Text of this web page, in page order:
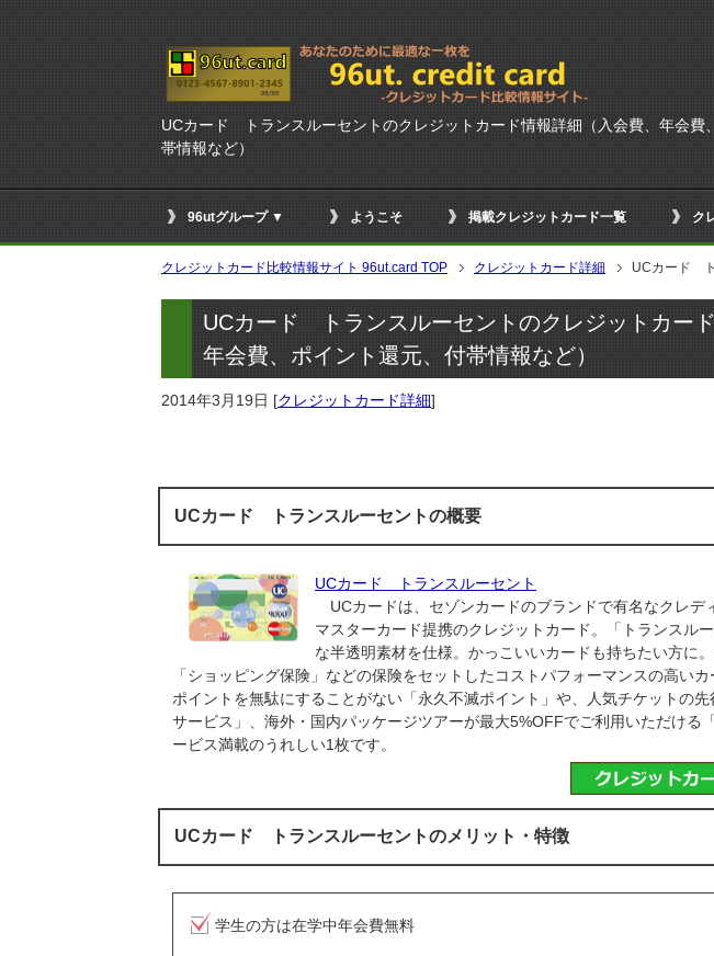
UCカード トランスルーセントのクレジットカード情報詳細（入会費、年会費
帯情報など）
96utグループ ▼ ようこそ 掲載クレジットカード一覧 ク
クレジットカード比較情報サイト 96ut.card TOP クレジットカード詳細 UCカード ト
UCカード トランスルーセントのクレジットカード
年会費、ポイント還元、付帯情報など）
2014年3月19日 [クレジットカード詳細]
UCカード トランスルーセントの概要
UCカード トランスルーセント
UCカードは、セゾンカードのブランドで有名なクレデ
マスターカード提携のクレジットカード。「トランスル
な半透明素材を仕様。かっこいいカードも持ちたい方に
「ショッピング保険」などの保険をセットしたコストパフォーマンスの高い
ポイントを無駄にすることがない「永久不滅ポイント」や、人気チケットの
サービス」、海外・国内パッケージツアーが最大5%OFFでご利用いただける
ービス満載のうれしい1枚です。
UCカード トランスルーセントのメリット・特徴
学生の方は在学中年会費無料